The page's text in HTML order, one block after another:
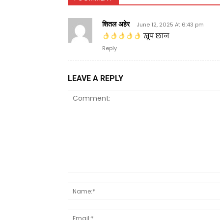
शितल अहेर June 12, 2025 At 6:43 pm
खूप छान
Reply
LEAVE A REPLY